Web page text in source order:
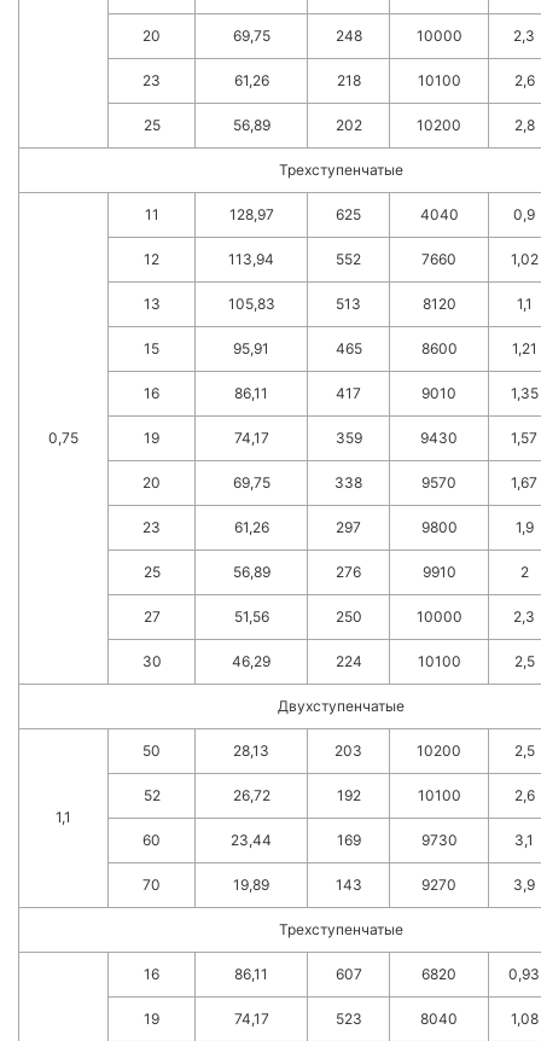
20 69,75 248 10000 2,3
23 61,26 218 10100 2,6
25 56,89 202 10200 2,8
Трехступенчатые
0,75
11 128,97 625 4040 0,9
12 113,94 552 7660 1,02
13 105,83 513 8120 1,1
15 95,91 465 8600 1,21
16 86,11 417 9010 1,35
19 74,17 359 9430 1,57
20 69,75 338 9570 1,67
23 61,26 297 9800 1,9
25 56,89 276 9910 2
27 51,56 250 10000 2,3
30 46,29 224 10100 2,5
Двухступенчатые
1,1
50 28,13 203 10200 2,5
52 26,72 192 10100 2,6
60 23,44 169 9730 3,1
70 19,89 143 9270 3,9
Трехступенчатые
16 86,11 607 6820 0,93
19 74,17 523 8040 1,08